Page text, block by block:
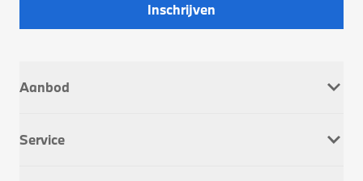
Inschrijven
Aanbod
Occasions
Service